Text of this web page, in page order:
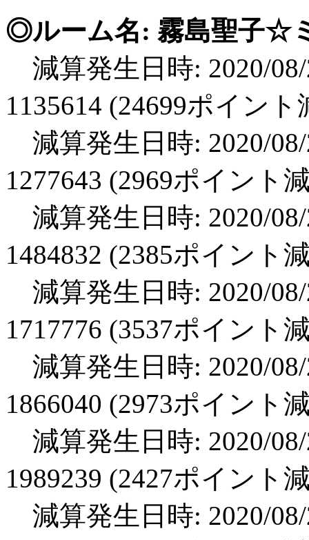
◎ルーム名: 霧島聖子☆
減算発生日時: 2020/
1135614 (24699ポイント
減算発生日時: 2020/
1277643 (2969ポイント
減算発生日時: 2020/
1484832 (2385ポイント
減算発生日時: 2020/
1717776 (3537ポイント
減算発生日時: 2020/
1866040 (2973ポイント
減算発生日時: 2020/
1989239 (2427ポイント
減算発生日時: 2020/